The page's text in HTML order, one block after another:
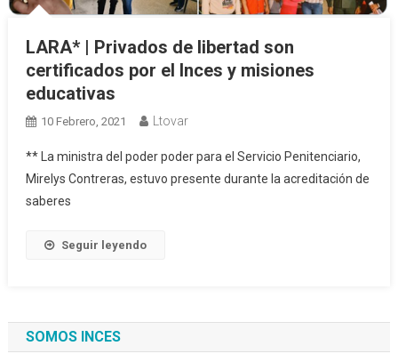
LARA* | Privados de libertad son
certificados por el Inces y misiones
educativas
10 Febrero, 2021 Ltovar
** La ministra del poder poder para el Servicio Penitenciario,
Mirelys Contreras, estuvo presente durante la acreditación de
saberes
Seguir leyendo
SOMOS INCES